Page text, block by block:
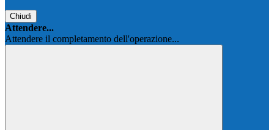
Chiudi
Attendere...
Attendere il completamento dell'operazione...